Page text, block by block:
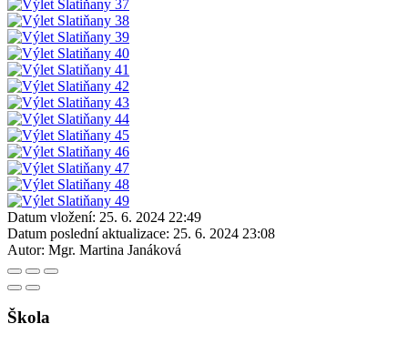
Datum vložení: 25. 6. 2024 22:49
Datum poslední aktualizace: 25. 6. 2024 23:08
Autor: Mgr. Martina Janáková
Škola